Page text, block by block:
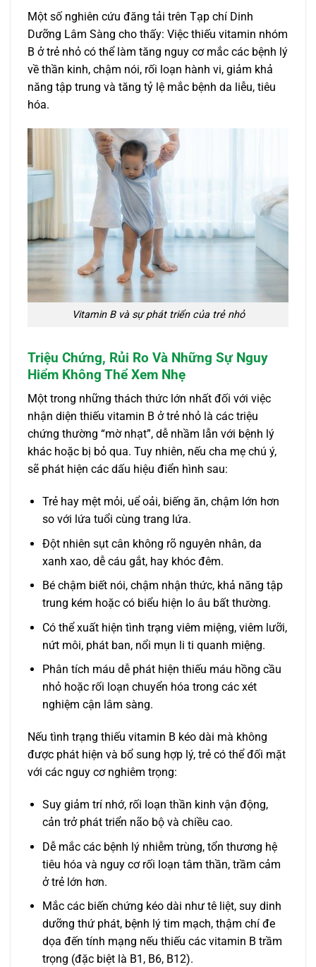
Một số nghiên cứu đăng tải trên Tạp chí Dinh
Dưỡng Lâm Sàng cho thấy: Việc thiếu vitamin nhóm
B ở trẻ nhỏ có thể làm tăng nguy cơ mắc các bệnh lý
về thần kinh, chậm nói, rối loạn hành vi, giảm khả
năng tập trung và tăng tỷ lệ mắc bệnh da liễu, tiêu
hóa.
Vitamin B và sự phát triển của trẻ nhỏ
Triệu Chứng, Rủi Ro Và Những Sự Nguy
Hiểm Không Thể Xem Nhẹ
Một trong những thách thức lớn nhất đối với việc
nhận diện thiếu vitamin B ở trẻ nhỏ là các triệu
chứng thường “mờ nhạt”, dễ nhầm lẫn với bệnh lý
khác hoặc bị bỏ qua. Tuy nhiên, nếu cha mẹ chú ý,
sẽ phát hiện các dấu hiệu điển hình sau:
Trẻ hay mệt mỏi, uể oải, biếng ăn, chậm lớn hơn
so với lứa tuổi cùng trang lứa.
Đột nhiên sụt cân không rõ nguyên nhân, da
xanh xao, dễ cáu gắt, hay khóc đêm.
Bé chậm biết nói, chậm nhận thức, khả năng tập
trung kém hoặc có biểu hiện lo âu bất thường.
Có thể xuất hiện tình trạng viêm miệng, viêm lưỡi,
nứt môi, phát ban, nổi mụn li ti quanh miệng.
Phân tích máu dễ phát hiện thiếu máu hồng cầu
nhỏ hoặc rối loạn chuyển hóa trong các xét
nghiệm cận lâm sàng.
Nếu tình trạng thiếu vitamin B kéo dài mà không
được phát hiện và bổ sung hợp lý, trẻ có thể đối mặt
với các nguy cơ nghiêm trọng:
Suy giảm trí nhớ, rối loạn thần kinh vận động,
cản trở phát triển não bộ và chiều cao.
Dễ mắc các bệnh lý nhiễm trùng, tổn thương hệ
tiêu hóa và nguy cơ rối loạn tâm thần, trầm cảm
ở trẻ lớn hơn.
Mắc các biến chứng kéo dài như tê liệt, suy dinh
dưỡng thứ phát, bệnh lý tim mạch, thậm chí đe
dọa đến tính mạng nếu thiếu các vitamin B trầm
trọng (đặc biệt là B1, B6, B12).